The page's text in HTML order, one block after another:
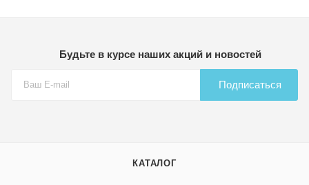
Будьте в курсе наших акций и новостей
Подписаться
КАТАЛОГ